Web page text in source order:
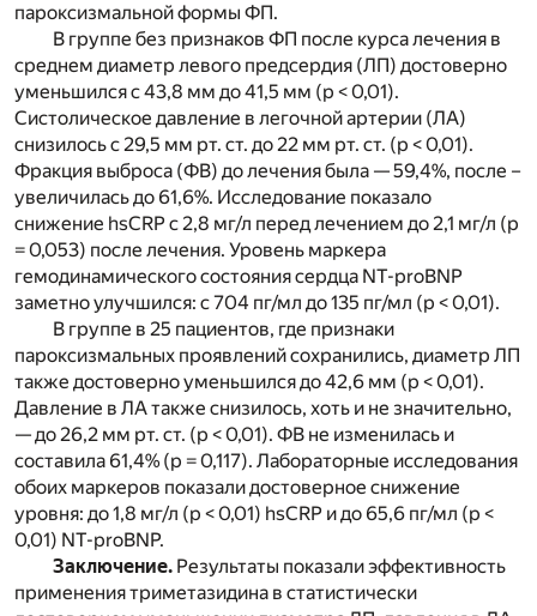
пароксизмальной формы ФП.
В группе без признаков ФП после курса лечения в
среднем диаметр левого предсердия (ЛП) достоверно
уменьшился с 43,8 мм до 41,5 мм (р < 0,01).
Систолическое давление в легочной артерии (ЛА)
снизилось с 29,5 мм рт. ст. до 22 мм рт. ст. (р < 0,01).
Фракция выброса (ФВ) до лечения была — 59,4%, после –
увеличилась до 61,6%. Исследование показало
снижение hsCRP с 2,8 мг/л перед лечением до 2,1 мг/л (р
= 0,053) после лечения. Уровень маркера
гемодинамического состояния сердца NT-proBNP
заметно улучшился: с 704 пг/мл до 135 пг/мл (р < 0,01).
В группе в 25 пациентов, где признаки
пароксизмальных проявлений сохранились, диаметр ЛП
также достоверно уменьшился до 42,6 мм (р < 0,01).
Давление в ЛА также снизилось, хоть и не значительно,
— до 26,2 мм рт. ст. (р < 0,01). ФВ не изменилась и
составила 61,4% (р = 0,117). Лабораторные исследования
обоих маркеров показали достоверное снижение
уровня: до 1,8 мг/л (р < 0,01) hsCRP и до 65,6 пг/мл (р <
0,01) NT-proBNP.
Заключение. Результаты показали эффективность
применения триметазидина в статистически